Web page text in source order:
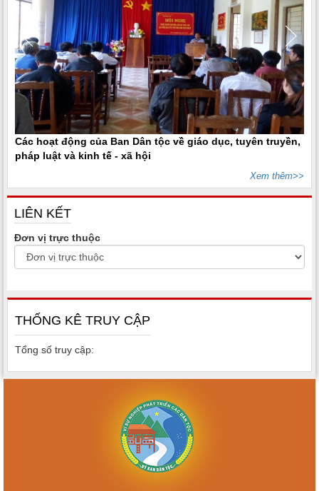
Các hoạt động của Ban Dân tộc về giáo dục, tuyên truyền,
pháp luật và kinh tế - xã hội
Xem thêm>>
LIÊN KẾT
Đơn vị trực thuộc
THỐNG KÊ TRUY CẬP
Tổng số truy cập: